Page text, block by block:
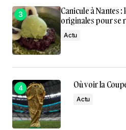
Canicule à Nantes :
originales pour se
Actu
Où voir la
Actu